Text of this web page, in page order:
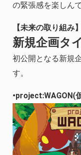
の緊張感を楽しん
【未来の取り組み】
新規企画タ
初公開となる新規
す。
•project:WAGON(